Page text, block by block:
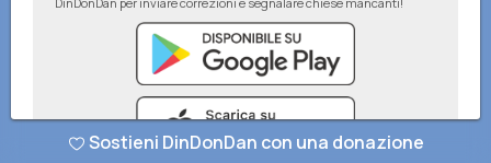
Sostieni DinDonDan con una donazione